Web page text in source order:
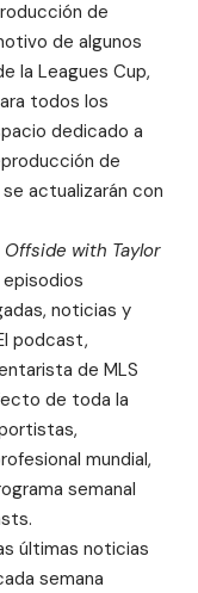
de
de algunos
la Leagues Cup,
todos los
dedicado a
de
actualizarán con
Offside with Taylor
episodios
noticias y
podcast,
de MLS
de toda la
mundial,
semanal
últimas noticias
semana